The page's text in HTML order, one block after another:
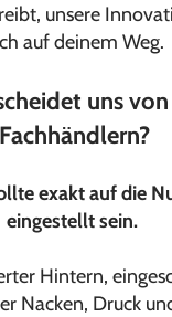
unsere
auf deinem Weg.
uns
Fachhändlern?
exakt auf die
eingestellt sein.
Hintern,
Nacken, Druck